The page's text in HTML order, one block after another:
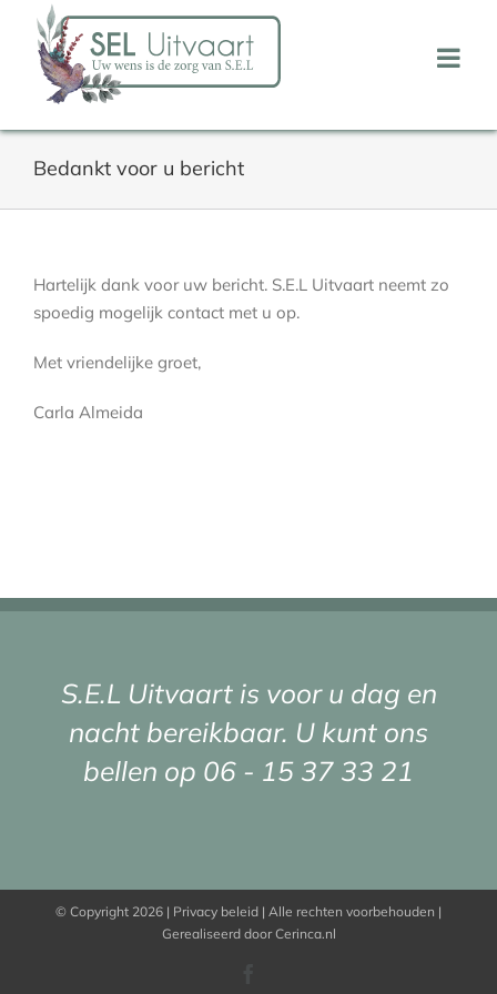
inhoud
Bedankt voor u bericht
Hartelijk dank voor uw bericht. S.E.L Uitvaart neemt zo
spoedig mogelijk contact met u op.
Met vriendelijke groet,
Carla Almeida
S.E.L Uitvaart is voor u dag en
nacht bereikbaar. U kunt ons
bellen op 06 - 15 37 33 21
© Copyright 2026 | Privacy beleid | Alle rechten voorbehouden |
Gerealiseerd door Cerinca.nl